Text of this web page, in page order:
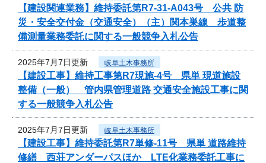
【建設関連業務】維持委託第R7-31-A043号 公共 防
災・安全交付金（交通安全）（主）関本巣線 歩道整
備測量業務委託に関する一般競争入札公告
2025年7月7日更新 岐阜土木事務所
【建設工事】維持工事第R7現施-4号 県単 現道施設
整備（一般） 管内県管理道路 交通安全施設工事に関
する一般競争入札公告
2025年7月7日更新 岐阜土木事務所
【建設工事】維持委託第R7単修-11号 県単 道路維持
修繕 西荘アンダーパスほか LTE化業務委託工事に